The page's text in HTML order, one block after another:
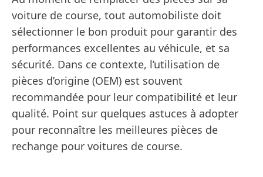
voiture de course, tout automobiliste doit
sélectionner le bon produit pour garantir des
performances excellentes au véhicule, et sa
sécurité. Dans ce contexte, l’utilisation de
pièces d’origine (OEM) est souvent
recommandée pour leur compatibilité et leur
qualité. Point sur quelques astuces à adopter
pour reconnaître les meilleures pièces de
rechange pour voitures de course.